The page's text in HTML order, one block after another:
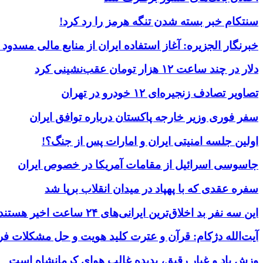
سنتکام خبر بسته شدن تنگه هرمز را رد کرد!
خبرنگار الجزیره: آغاز استفاده ایران از منابع مالی
دلار در چند ساعت ۱۲ هزار تومان عقب‌نشینی کرد
تصاویر تصادف زنجیره‌ای ۱۲ خودرو در تهران
سفر فوری وزیر خارجه پاکستان درباره توافق ایران
اولین جلسه امنیتی ایران و امارات پس از جنگ؟!
جاسوسی اسرائیل از مقامات آمریکا در خصوص ایران
سفره عقدی که با پهپاد در میدان انقلاب برپا شد
این سه نفر بد اخلاق‌ترین ایرانی‌های ۲۴ ساعت اخیر هستند
آیت‌الله دژکام: قرآن و عترت کلید هویت و حل مشکلات
وزش باد و غبار رقیق، پدیده غالب هوای کرمانشاه است